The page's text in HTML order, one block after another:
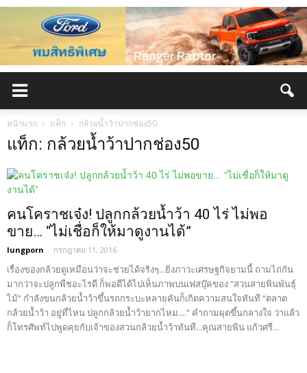
หน้าแรก แท็ก กล้วยน้ำว้าปากช่อง50
แท็ก: กล้วยน้ำว้าปากช่อง50
คนโคราชเจ๋ง! ปลูกกล้วยน้ำว้า 40 ไร่ ไม่พอ
ขาย… “ไม่เชื่อก็ให้มาดูงานได้”‬
lungporn - กรกฎาคม 11, 2016
เรื่องของกล้วยดูเหมือนว่าจะช่วยได้จริงๆ...ยิ่งภาวะเศรษฐกิจยามนี้ ถามไถ่กัน
มากว่าจะปลูกพืชอะไรดี ก็พอดีได้ไปเห็นภาพบนเฟสบุ๊คของ “สวนสายพินพันธุ์
ไม้” กำลังขนกล้วยน้ำว้าขึ้นรถกระบะหลายคันก็เกิดความสนใจทันที “ตลาด
กล้วยน้ำว้า อยู่ที่ไหน ปลูกกล้วยน้ำว้ายากไหม....” คำถามผุดขึ้นกลางใจ ว่าแล้ว
ก็โทรศัพท์ไปพูดคุยกับเจ้าของสวนกล้วยน้ำว้าทันที...คุณสายพิน แก้วศรี...